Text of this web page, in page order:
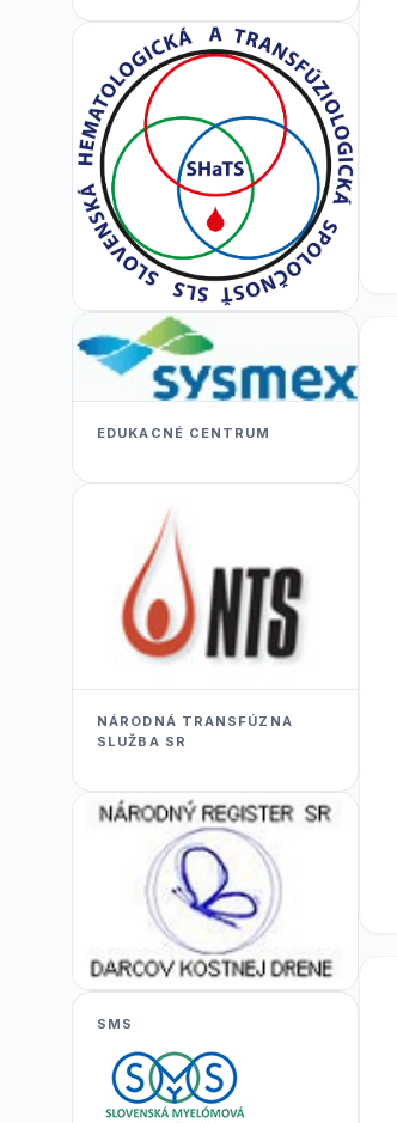
EDUKACNÉ CENTRUM
NÁRODNÁ TRANSFÚZNA
SLUŽBA SR
SMS